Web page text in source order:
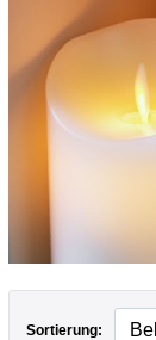
bestellbar
Sortierung: